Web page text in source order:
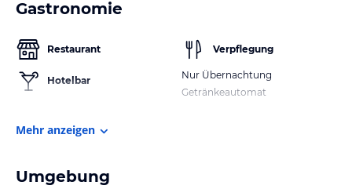
Gastronomie
Restaurant
Hotelbar
Verpflegung
Nur Übernachtung
Getränkeautomat
Mehr anzeigen
Umgebung